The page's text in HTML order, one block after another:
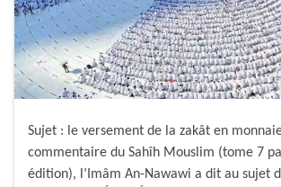
Sujet : le versement de la zakât en
commentaire du Sahîh Mouslim (tome 7
édition), l’Imâm An-Nawawi a dit au sujet